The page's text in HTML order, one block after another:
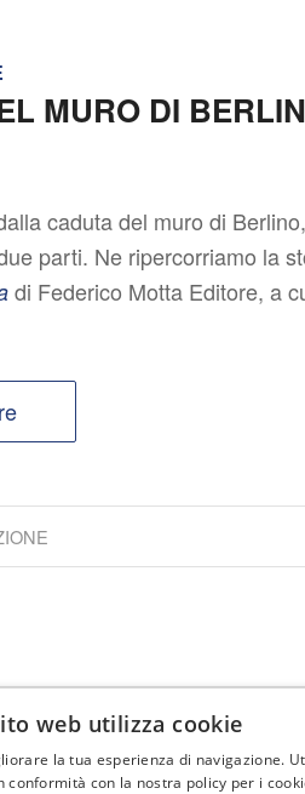
MURO DI
caduta del muro di
parti. Ne ripercorriamo la
di Federico Motta Editore, a
MOTTA EDITORE
web utilizza cookie
la tua esperienza di navigazione.
con la nostra policy per i